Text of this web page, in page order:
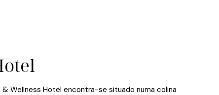
Wellness Hotel encontra-se situado numa colina